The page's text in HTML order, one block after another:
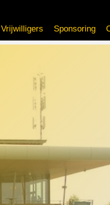
Vrijwilligers Sponsoring